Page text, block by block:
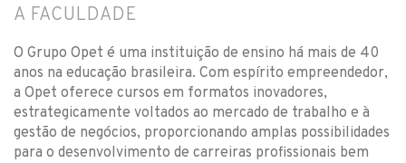
A FACULDADE
O Grupo Opet é uma instituição de ensino há mais de 40
anos na educação brasileira. Com espírito empreendedor,
a Opet oferece cursos em formatos inovadores,
estrategicamente voltados ao mercado de trabalho e à
gestão de negócios, proporcionando amplas possibilidades
para o desenvolvimento de carreiras profissionais bem